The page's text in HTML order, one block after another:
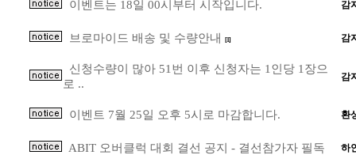
이벤트는 18일 00시부터 시작입니다. 감
브로마이드 배송 및 수량안내 [1] 감
신청수량이 많아 51번 이후 신청자는 1인당 1장으
로 ..
감
이벤트 7월 25일 오후 5시로 마감합니다. 환
ABIT 오버클럭 대회 결선 공지 - 결선참가자 필독 하